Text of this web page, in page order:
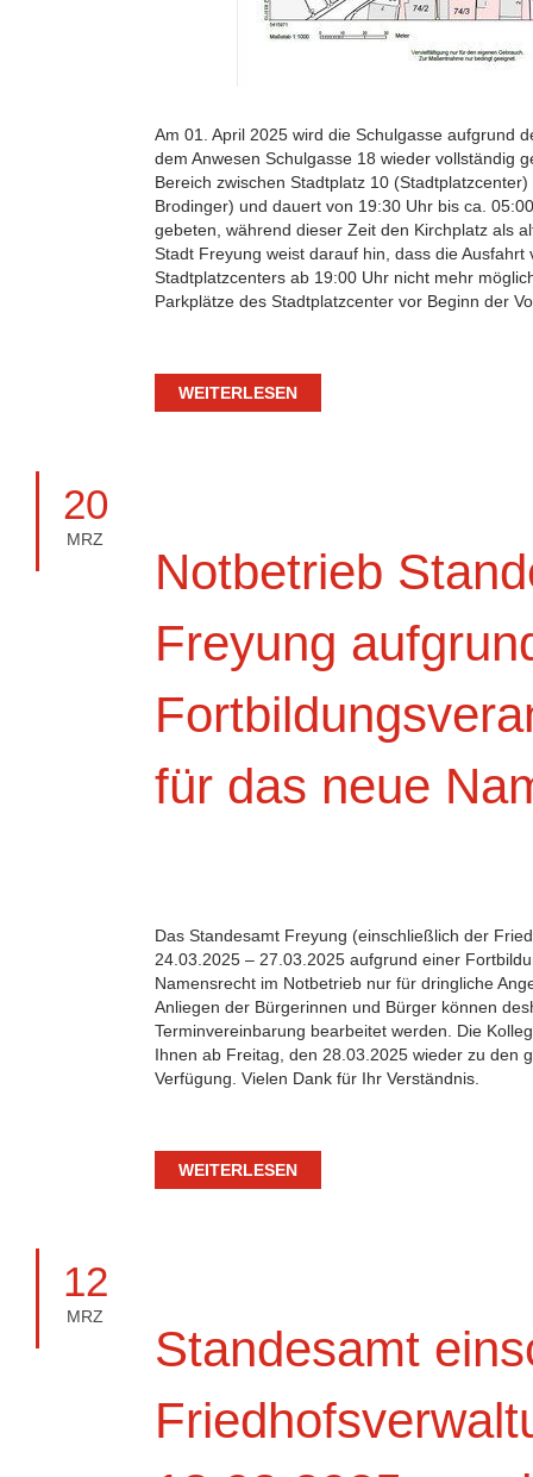
Am 01. April 2025 wird die Schulgasse aufgrund
dem Anwesen Schulgasse 18 wieder vollständig
Bereich zwischen Stadtplatz 10
Brodinger) und dauert von 19:30 Uhr bis ca.
gebeten, während dieser Zeit den Kirchplatz als
Stadt Freyung weist darauf hin, dass die Ausfahrt
Stadtplatzcenters ab 19:00 Uhr nicht mehr
Parkplätze des Stadtplatzcenter vor Beginn der
WEITERLESEN
20
MRZ
Notbetrieb
Freyung
für das neue
Das Standesamt Freyung (einschließlich der
24.03.2025 – 27.03.2025 aufgrund einer
Namensrecht im Notbetrieb nur für dringliche
Anliegen der Bürgerinnen und Bürger können
Terminvereinbarung bearbeitet werden. Die
Ihnen ab Freitag, den 28.03.2025 wieder zu den
Verfügung. Vielen Dank für Ihr Verständnis.
WEITERLESEN
12
MRZ
Standesamt